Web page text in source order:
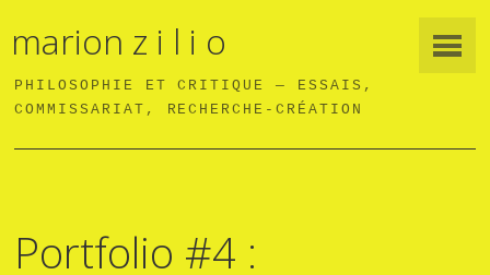
marion z i l i o
PHILOSOPHIE ET CRITIQUE — ESSAIS,
COMMISSARIAT, RECHERCHE-CRÉATION
Portfolio #4 :